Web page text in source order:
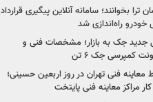
ترا بخوانند؛ سامانه آنلاین پیگیری قرارداد
خودرو راه‌اندازی شد
جدید جک به بازار؛ مشخصات فنی و
کمپرسی جک ۶ تن
۱۱ خط معاینه فنی تهران در روز اربعین حسینی؛
مراکز معاینه فنی پایتخت